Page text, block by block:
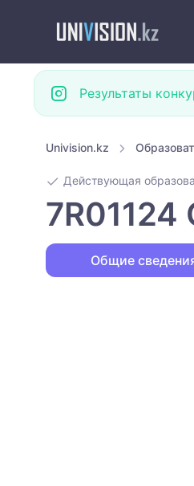
Результаты
Univision.kz
Действующая
Общие